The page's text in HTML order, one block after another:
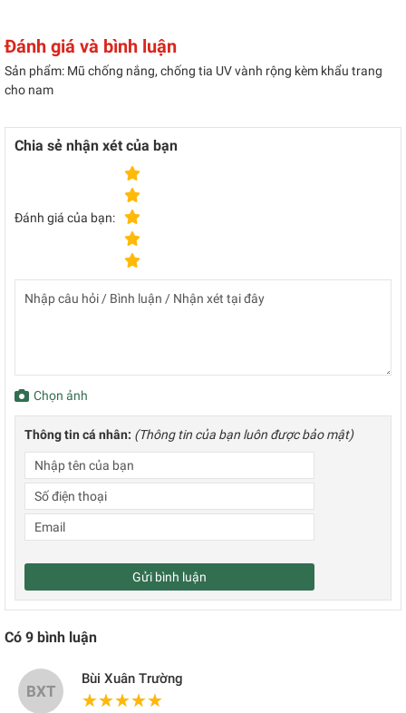
Đánh giá và bình luận
Sản phẩm: Mũ chống nắng, chống tia UV vành rộng kèm khẩu trang
cho nam
Chia sẻ nhận xét của bạn
Đánh giá của bạn:
Chọn ảnh
Thông tin cá nhân: (Thông tin của bạn luôn được bảo mật)
Gửi bình luận
Có 9 bình luận
BXT
Bùi Xuân Trường
★★★★★
★★★★★